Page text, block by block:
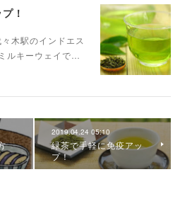
！
木駅のインドエス
ルキーウェイで…
2019.04.24 05:10
緑茶で手軽に免疫アッ
プ！